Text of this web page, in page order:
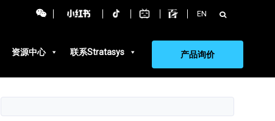
EN 搜
索：
资源中心 联系Stratasys 产品询价